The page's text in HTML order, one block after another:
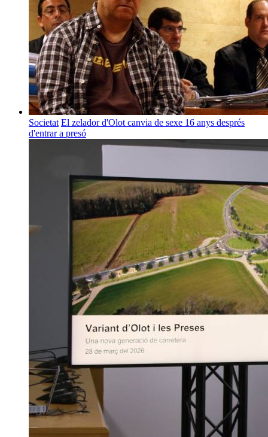
Societat El zelador d'Olot canvia de sexe 16 anys després
d'entrar a presó